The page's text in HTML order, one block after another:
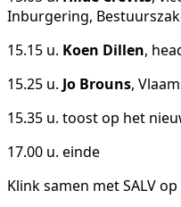
Inburgering,
15.15 u. Koen Dillen,
15.25 u. Jo Brouns,
15.35 u. toost op het
17.00 u. einde
Klink samen met SALV